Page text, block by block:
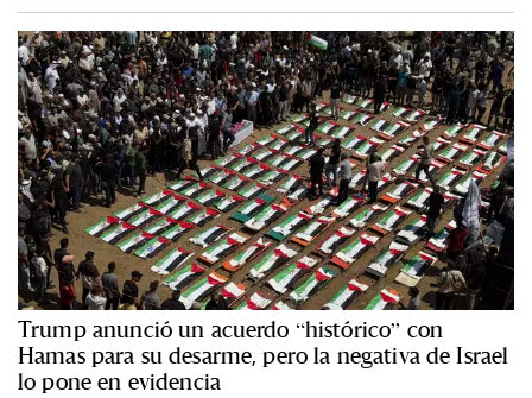
Trump anunció un acuerdo “histórico” con
Hamas para su desarme, pero la negativa de Israel
lo pone en evidencia